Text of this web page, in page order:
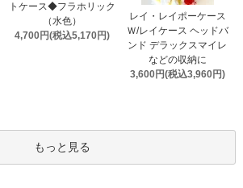
トケース◆フラホリック
（水色）
4,700円(税込5,170円)
レイ・レイポーケース
Ｗ/レイケース ヘッドバ
ンド デラックスマイレ
などの収納に
3,600円(税込3,960円)
もっと見る